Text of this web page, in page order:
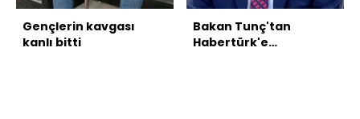
Gençlerin kavgası
kanlı bitti
Bakan Tunç'tan
Habertürk'e